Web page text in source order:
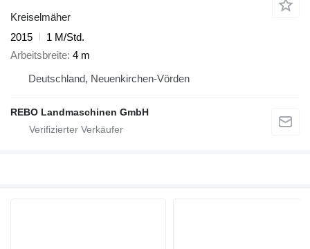
Kreiselmäher
2015
1 M/Std.
Arbeitsbreite 4 m
Deutschland, Neuenkirchen-Vörden
REBO Landmaschinen GmbH